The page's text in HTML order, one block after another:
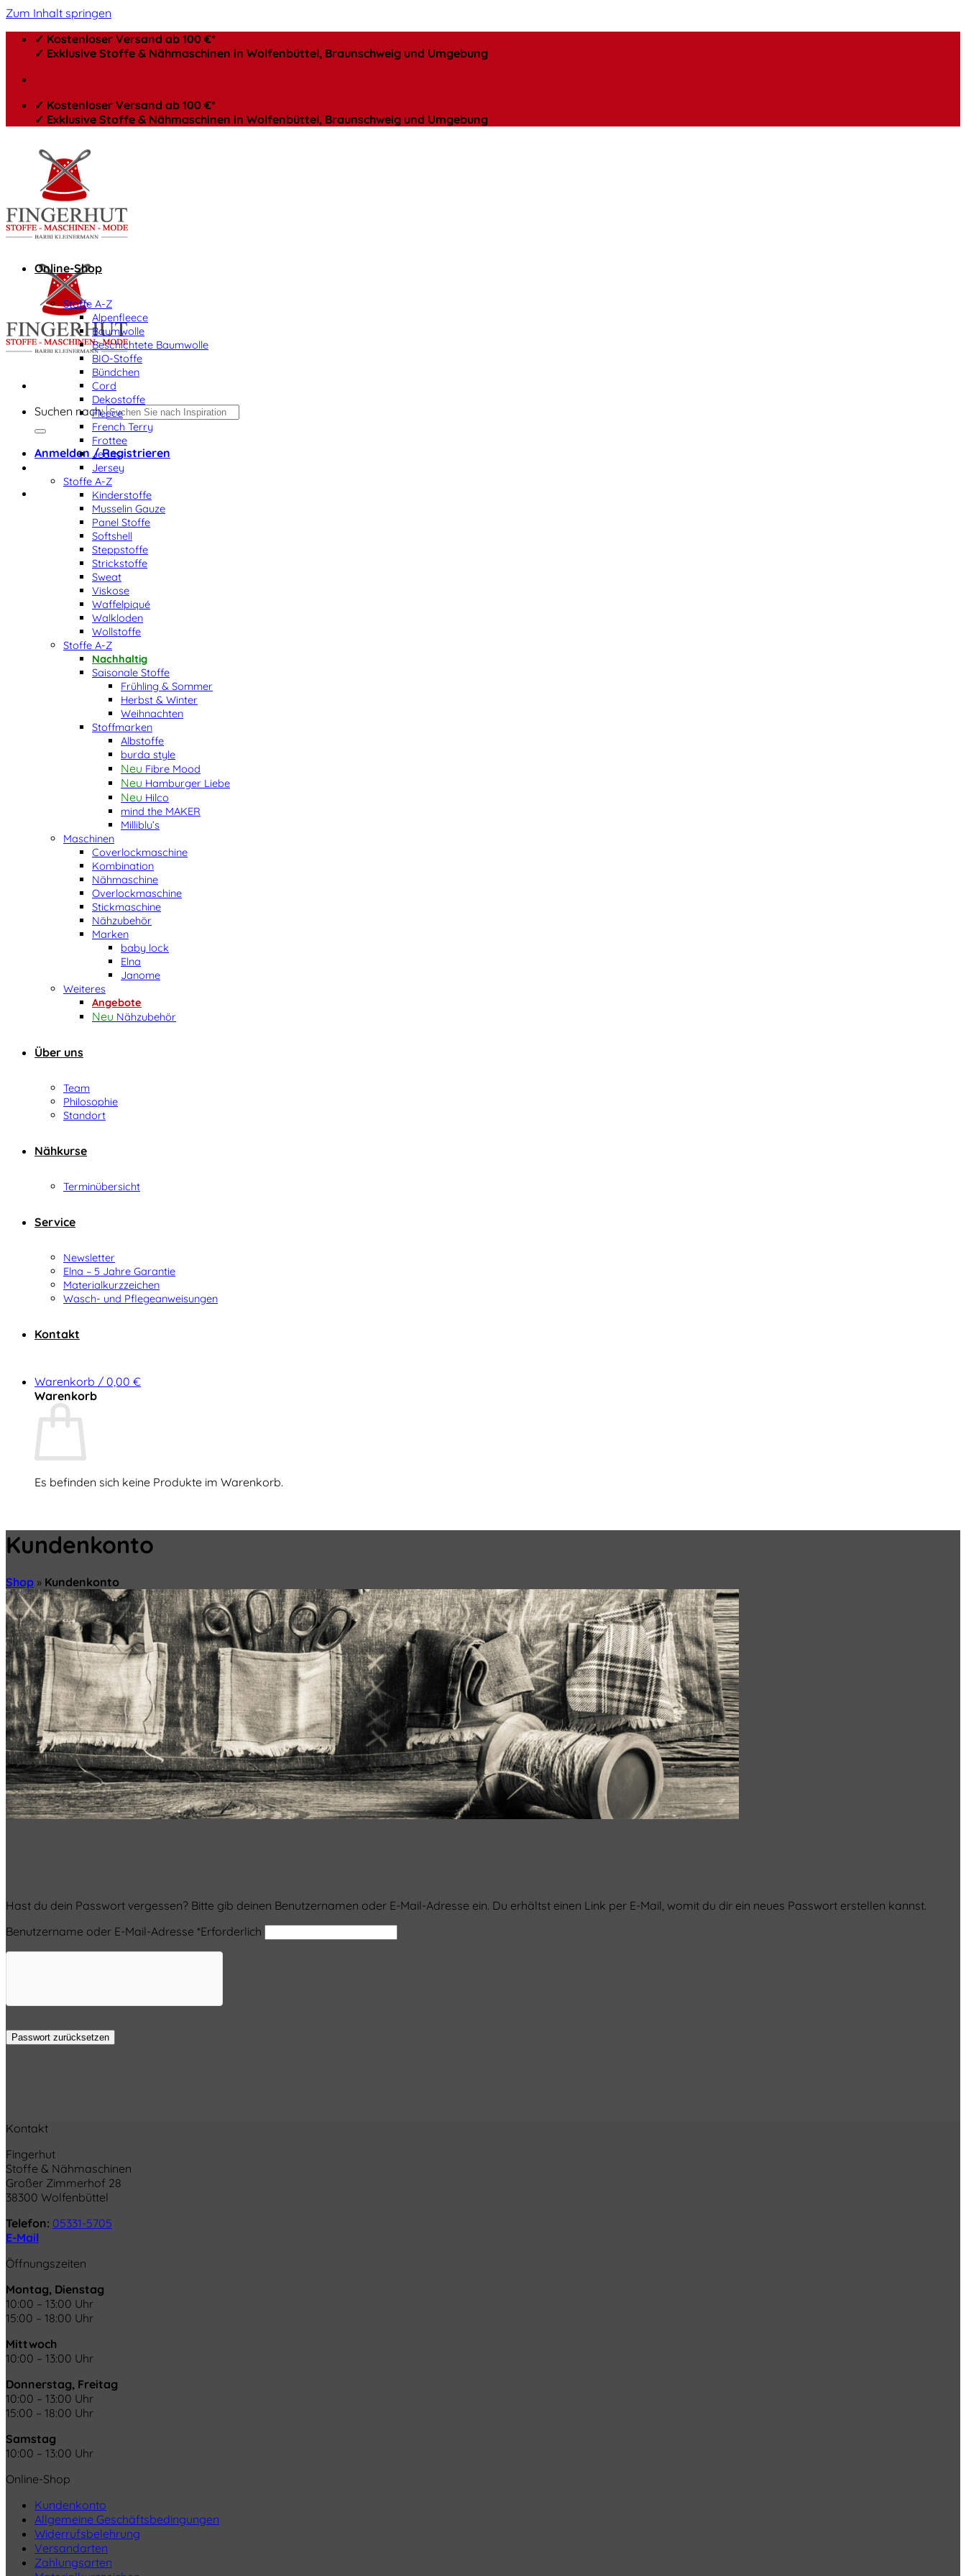
Zum Inhalt springen
✓ Kostenloser Versand ab 100 €*
✓ Exklusive Stoffe & Nähmaschinen in Wolfenbüttel, Braunschweig und Umgebung
✓ Kostenloser Versand ab 100 €*
✓ Exklusive Stoffe & Nähmaschinen in Wolfenbüttel, Braunschweig und Umgebung
Suchen nach:
Anmelden / Registrieren
Online-Shop
Stoffe A-Z
Alpenfleece
Baumwolle
Beschichtete Baumwolle
BIO-Stoffe
Bündchen
Cord
Dekostoffe
Fleece
French Terry
Frottee
Jeans
Jersey
Stoffe A-Z
Kinderstoffe
Musselin Gauze
Panel Stoffe
Softshell
Steppstoffe
Strickstoffe
Sweat
Viskose
Waffelpiqué
Walkloden
Wollstoffe
Stoffe A-Z
Nachhaltig
Saisonale Stoffe
Frühling & Sommer
Herbst & Winter
Weihnachten
Stoffmarken
Albstoffe
burda style
Fibre Mood
Hamburger Liebe
Hilco
mind the MAKER
Milliblu’s
Maschinen
Coverlockmaschine
Kombination
Nähmaschine
Overlockmaschine
Stickmaschine
Nähzubehör
Marken
baby lock
Elna
Janome
Weiteres
Angebote
Nähzubehör
Über uns
Team
Philosophie
Standort
Nähkurse
Terminübersicht
Service
Newsletter
Elna – 5 Jahre Garantie
Materialkurzzeichen
Wasch- und Pflegeanweisungen
Kontakt
Warenkorb / 0,00 €
Warenkorb
Es befinden sich keine Produkte im Warenkorb.
Kundenkonto
Shop » Kundenkonto
Hast du dein Passwort vergessen? Bitte gib deinen Benutzernamen oder E-Mail-Adresse ein. Du erhältst einen Link per E-Mail, womit du dir ein neues Passwort erstellen kannst.
Benutzername oder E-Mail-Adresse *Erforderlich
Passwort zurücksetzen
Kontakt
Fingerhut
Stoffe & Nähmaschinen
Großer Zimmerhof 28
38300 Wolfenbüttel
Telefon: 05331-5705
E-Mail
Öffnungszeiten
Montag, Dienstag
10:00 – 13:00 Uhr
15:00 – 18:00 Uhr
Mittwoch
10:00 – 13:00 Uhr
Donnerstag, Freitag
10:00 – 13:00 Uhr
15:00 – 18:00 Uhr
Samstag
10:00 – 13:00 Uhr
Online-Shop
Kundenkonto
Allgemeine Geschäftsbedingungen
Widerrufsbelehrung
Versandarten
Zahlungsarten